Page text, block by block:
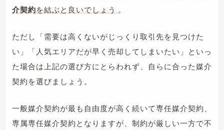
介契約を結ぶと良いでしょう 。
ただし「需要は高くないがじっくり取引先を見つけた
い」「人気エリアだが早く売却してしまいたい」といっ
た場合は上記の選び方にとらわれず、自らに合った媒介
契約を選びましょう。
一般媒介契約が最も自由度が高く続いて専任媒介契約、
専属専任媒介契約となりますが、制約が厳しい一方で不